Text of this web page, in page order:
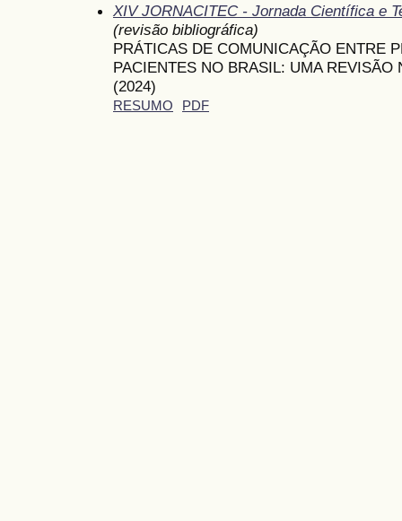
XIV JORNACITEC - Jornada Científica e
(revisão bibliográfica)
PRÁTICAS DE COMUNICAÇÃO ENTRE
PACIENTES NO BRASIL: UMA REVISÃO
(2024)
RESUMO PDF